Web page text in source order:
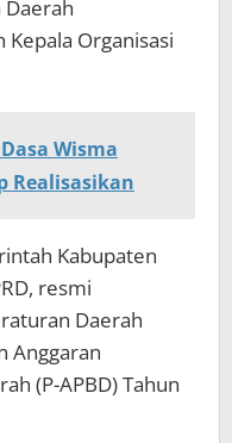
Organisasi
Wisma
Realisasikan
Kabupaten
resmi
Daerah
Anggaran
(P-APBD) Tahun